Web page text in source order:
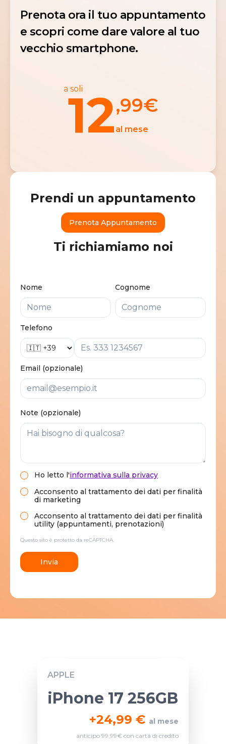
Prenota ora il tuo appuntamento
e scopri come dare valore al tuo
vecchio smartphone.
a soli
12,99€
al mese
Prendi un appuntamento
Prenota Appuntamento
Ti richiamiamo noi
Nome Cognome
Telefono
Email (opzionale)
Note (opzionale)
Ho letto l'informativa sulla privacy
Acconsento al trattamento dei dati per finalità
di marketing
Acconsento al trattamento dei dati per finalità
utility (appuntamenti, prenotazioni)
Questo sito è protetto da reCAPTCHA.
Invia
APPLE
iPhone 17 256GB
+24,99 € al mese
anticipo 99,99€ con carta di credito